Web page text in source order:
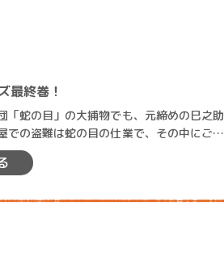
最終巻！
蛇の目」の大捕物でも、元締めの巳之助
での盗難は蛇の目の仕業で、その中にご禁
と…